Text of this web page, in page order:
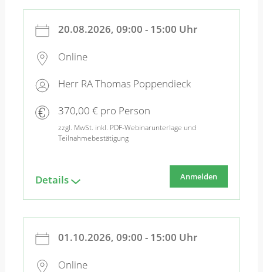
20.08.2026, 09:00 - 15:00 Uhr
Online
Herr RA Thomas Poppendieck
370,00 € pro Person
zzgl. MwSt. inkl. PDF-Webinarunterlage und
Teilnahmebestätigung
Details Anmelden
01.10.2026, 09:00 - 15:00 Uhr
Online